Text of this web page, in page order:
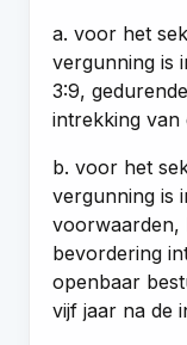
a. voor het
vergunning is
3:9,
intrekking van
b. voor het
vergunning is
voorwaarden,
bevordering
openbaar
vijf jaar na de